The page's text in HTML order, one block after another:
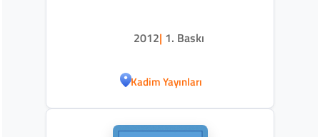
2012| 1. Baskı
Kadim Yayınları